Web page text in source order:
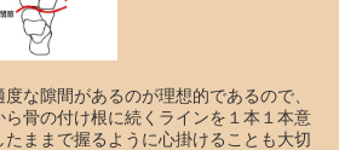
な隙間があるのが理想的であるので、
骨の付け根に続くラインを１本１本意
ままで握るように心掛けることも大切